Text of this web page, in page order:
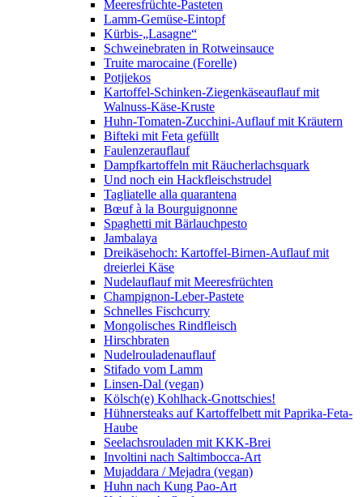
Meeresfrüchte-Pasteten
Lamm-Gemüse-Eintopf
Kürbis-„Lasagne“
Schweinebraten in Rotweinsauce
Truite marocaine (Forelle)
Potjiekos
Kartoffel-Schinken-Ziegenkäseauflauf mit
Walnuss-Käse-Kruste
Huhn-Tomaten-Zucchini-Auflauf mit Kräutern
Bifteki mit Feta gefüllt
Faulenzerauflauf
Dampfkartoffeln mit Räucherlachsquark
Und noch ein Hackfleischstrudel
Tagliatelle alla quarantena
Bœuf à la Bourguignonne
Spaghetti mit Bärlauchpesto
Jambalaya
Dreikäsehoch: Kartoffel-Birnen-Auflauf mit
dreierlei Käse
Nudelauflauf mit Meeresfrüchten
Champignon-Leber-Pastete
Schnelles Fischcurry
Mongolisches Rindfleisch
Hirschbraten
Nudelrouladenauflauf
Stifado vom Lamm
Linsen-Dal (vegan)
Kölsch(e) Kohlhack-Gnottschies!
Hühnersteaks auf Kartoffelbett mit Paprika-Feta-
Haube
Seelachsrouladen mit KKK-Brei
Involtini nach Saltimbocca-Art
Mujaddara / Mejadra (vegan)
Huhn nach Kung Pao-Art